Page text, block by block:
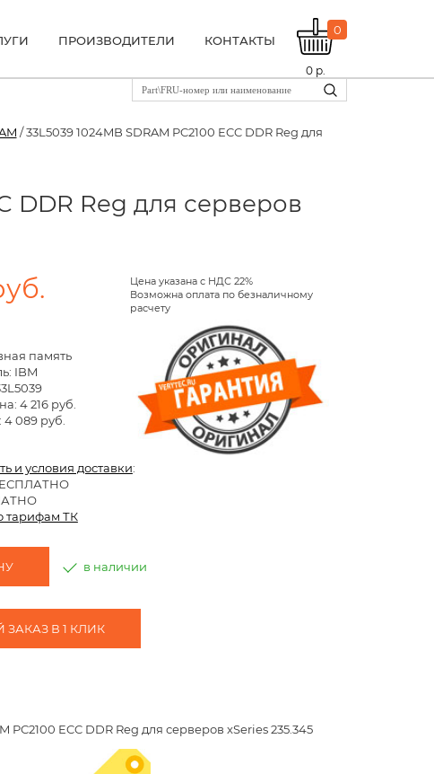
ПРОИЗВОДИТЕЛИ КОНТАКТЫ
0
0 р.
/ 33L5039 1024MB SDRAM PC2100 ECC DDR Reg для
DDR Reg для серверов
Цена указана с НДС 22%
Возможна оплата по безналичному
расчету
память
IBM
4 216 руб.
089 руб.
и условия доставки:
тарифам ТК
в наличии
В 1 КЛИК
PC2100 ECC DDR Reg для серверов xSeries 235.345